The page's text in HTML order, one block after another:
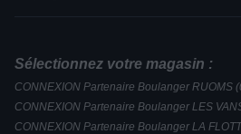
Sélectionnez votre magasin :
CONNEXION Partenaire Boulanger RUOMS
CONNEXION Partenaire Boulanger LES
CONNEXION Partenaire Boulanger LA